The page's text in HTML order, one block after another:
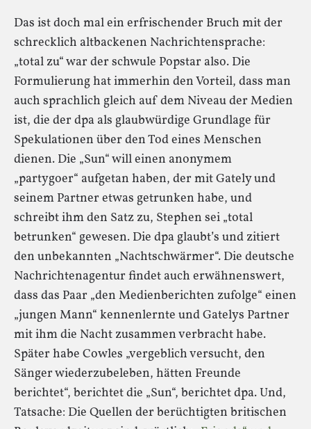
Das ist doch mal ein erfrischender Bruch mit der
schrecklich altbackenen Nachrichtensprache:
„total zu“ war der schwule Popstar also. Die
Formulierung hat immerhin den Vorteil, dass man
auch sprachlich gleich auf dem Niveau der Medien
ist, die der dpa als glaubwürdige Grundlage für
Spekulationen über den Tod eines Menschen
dienen. Die „Sun“ will einen anonymem
„partygoer“ aufgetan haben, der mit Gately und
seinem Partner etwas getrunken habe, und
schreibt ihm den Satz zu, Stephen sei „total
betrunken“ gewesen. Die dpa glaubt’s und zitiert
den unbekannten „Nachtschwärmer“. Die deutsche
Nachrichtenagentur findet auch erwähnenswert,
dass das Paar „den Medienberichten zufolge“ einen
„jungen Mann“ kennenlernte und Gatelys Partner
mit ihm die Nacht zusammen verbracht habe.
Später habe Cowles „vergeblich versucht, den
Sänger wiederzubeleben, hätten Freunde
berichtet“, berichtet die „Sun“, berichtet dpa. Und,
Tatsache: Die Quellen der berüchtigten britischen